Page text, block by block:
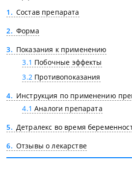
1
Состав препарата
2
Форма
3
Показания к применению
3.1 Побочные эффекты
3.2Противопоказания
4
Инструкция по применению
4.1 Аналоги препарата
5
Детралекс во время
6
Отзывы о лекарстве